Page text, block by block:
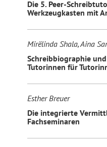
Die 5. Peer-
Werkzeugkasten mit
Mirëlinda Shala, Aina
Schreibbiographie
Tutorinnen für
Esther Breuer
Die integrierte
Fachseminaren